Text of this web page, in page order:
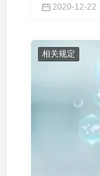
2020-12-22
相关规定